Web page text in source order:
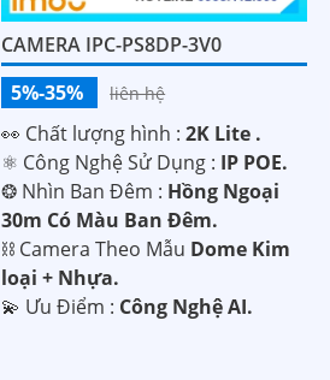
CAMERA IPC-PS8DP-3V0
5%-35%
liên hệ
️👀 Chất lượng hình :2K Lite .
⚛️ Công Nghệ Sử Dụng : IP POE.
❂ Nhìn Ban Đêm : Hồng Ngoại
30m Có Màu Ban Ðêm.
⛓ Camera Theo Mẫu Dome Kim
loại + Nhựa.
️💫 Ưu Điểm : Công Nghệ AI.